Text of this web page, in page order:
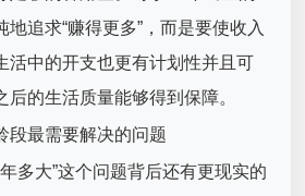
地追求“赚得更多”，而是要使收入
活中的开支也更有计划性并且可
后的生活质量能够得到保障。
段最需要解决的问题
多大”这个问题背后还有更现实的